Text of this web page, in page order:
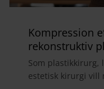
Kompression
rekonstruktiv
Som plastikkirurg,
estetisk kirurgi vill